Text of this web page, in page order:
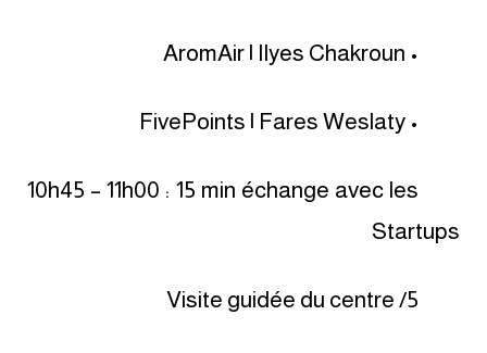
• AromAir | Ilyes Chakroun
• FivePoints | Fares Weslaty
10h45 – 11h00 : 15 min échange avec les
Startups
5/ Visite guidée du centre